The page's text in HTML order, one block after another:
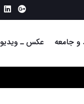
و جامعه عکس ـ ویدیو